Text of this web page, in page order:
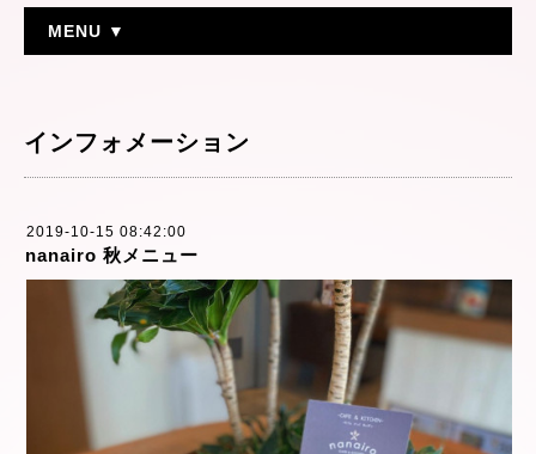
MENU ▼
インフォメーション
2019-10-15 08:42:00
nanairo 秋メニュー